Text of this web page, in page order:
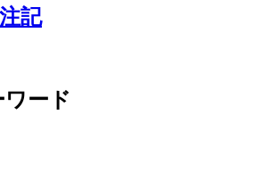
記
ワード